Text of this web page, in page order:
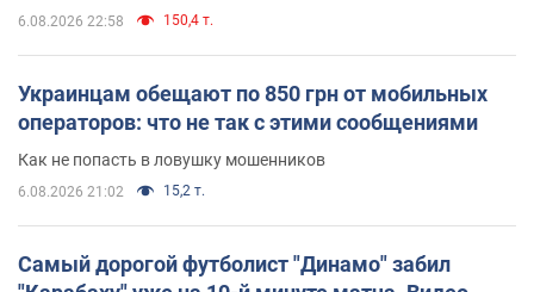
6.08.2026 22:58 150,4 т.
Украинцам обещают по 850 грн от мобильных
операторов: что не так с этими сообщениями
Как не попасть в ловушку мошенников
6.08.2026 21:02 15,2 т.
Самый дорогой футболист "Динамо" забил